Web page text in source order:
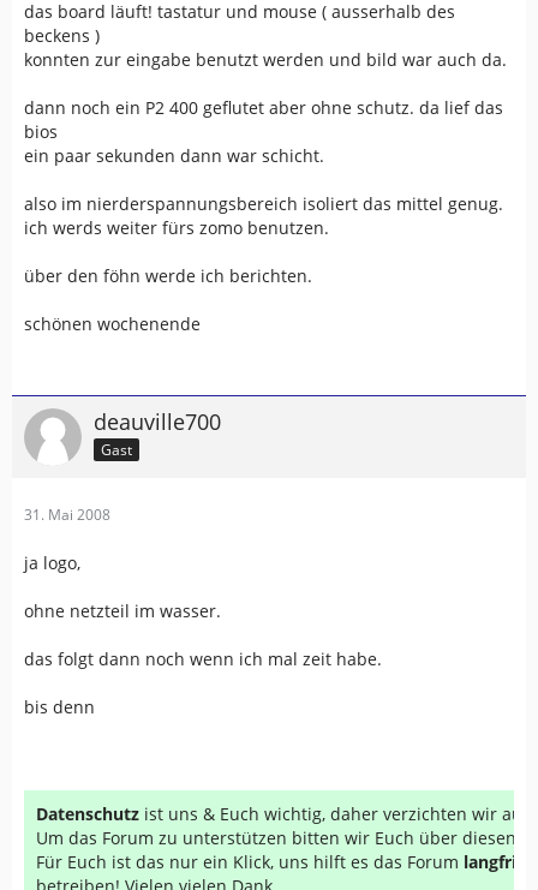
das board läuft! tastatur und mouse ( ausserhalb des
beckens )
konnten zur eingabe benutzt werden und bild war auch da.
dann noch ein P2 400 geflutet aber ohne schutz. da lief das
bios
ein paar sekunden dann war schicht.
also im nierderspannungsbereich isoliert das mittel genug.
ich werds weiter fürs zomo benutzen.
über den föhn werde ich berichten.
schönen wochenende
deauville700
Gast
31. Mai 2008
ja logo,
ohne netzteil im wasser.
das folgt dann noch wenn ich mal zeit habe.
bis denn
Datenschutz ist uns & Euch wichtig, daher verzichten wir auf
Um das Forum zu unterstützen bitten wir Euch über diesen
Für Euch ist das nur ein Klick, uns hilft es das Forum